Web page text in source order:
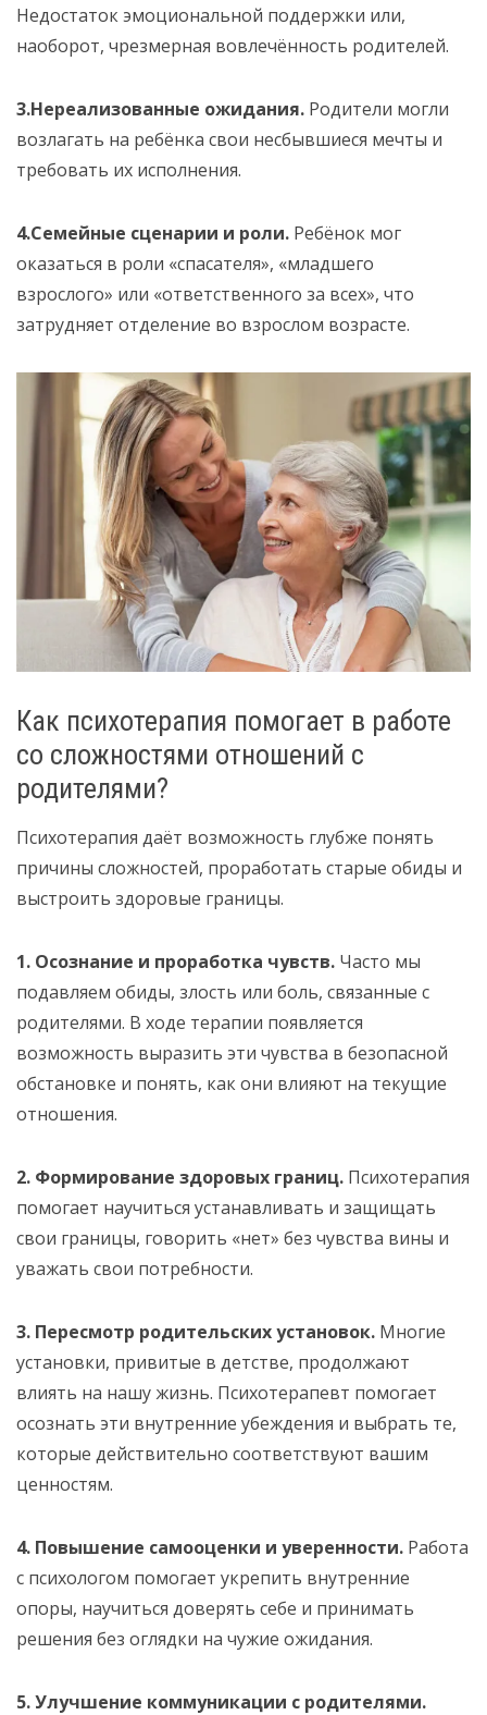
Недостаток эмоциональной поддержки или,
наоборот, чрезмерная вовлечённость родителей.
3.Нереализованные ожидания. Родители могли
возлагать на ребёнка свои несбывшиеся мечты и
требовать их исполнения.
4.Семейные сценарии и роли. Ребёнок мог
оказаться в роли «спасателя», «младшего
взрослого» или «ответственного за всех», что
затрудняет отделение во взрослом возрасте.
Как психотерапия помогает в работе
со сложностями отношений с
родителями?
Психотерапия даёт возможность глубже понять
причины сложностей, проработать старые обиды и
выстроить здоровые границы.
1. Осознание и проработка чувств. Часто мы
подавляем обиды, злость или боль, связанные с
родителями. В ходе терапии появляется
возможность выразить эти чувства в безопасной
обстановке и понять, как они влияют на текущие
отношения.
2. Формирование здоровых границ. Психотерапия
помогает научиться устанавливать и защищать
свои границы, говорить «нет» без чувства вины и
уважать свои потребности.
3. Пересмотр родительских установок. Многие
установки, привитые в детстве, продолжают
влиять на нашу жизнь. Психотерапевт помогает
осознать эти внутренние убеждения и выбрать те,
которые действительно соответствуют вашим
ценностям.
4. Повышение самооценки и уверенности. Работа
с психологом помогает укрепить внутренние
опоры, научиться доверять себе и принимать
решения без оглядки на чужие ожидания.
5. Улучшение коммуникации с родителями.